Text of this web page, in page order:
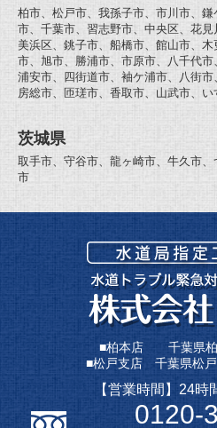
柏市、松戸市、我孫子市、市川市、
市、千葉市、習志野市、中央区、花見
美浜区、銚子市、船橋市、館山市、
市、旭市、勝浦市、市原市、八千代市
浦安市、四街道市、袖ケ浦市、八街
房総市、匝瑳市、香取市、山武市、
茨城県
取手市、守谷市、龍ヶ崎市、牛久市
市
■柏本店 千葉県柏
■松戸支店 千葉県松
【営業時間】24
0120-